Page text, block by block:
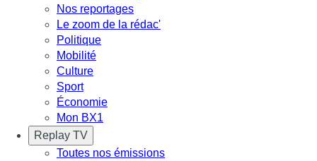
Nos reportages
Le zoom de la rédac'
Politique
Mobilité
Culture
Sport
Économie
Mon BX1
Replay TV
Toutes nos émissions